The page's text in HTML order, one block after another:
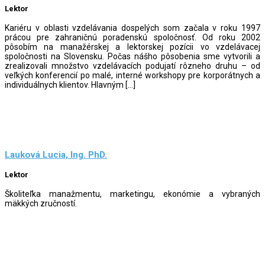
Lektor
Kariéru v oblasti vzdelávania dospelých som začala v roku 1997
prácou pre zahraničnú poradenskú spoločnosť. Od roku 2002
pôsobím na manažérskej a lektorskej pozícii vo vzdelávacej
spoločnosti na Slovensku. Počas nášho pôsobenia sme vytvorili a
zrealizovali množstvo vzdelávacích podujatí rôzneho druhu – od
veľkých konferencií po malé, interné workshopy pre korporátnych a
individuálnych klientov. Hlavným […]
Lauková Lucia, Ing. PhD.
Lektor
Školiteľka manažmentu, marketingu, ekonómie a vybraných
mäkkých zručností.